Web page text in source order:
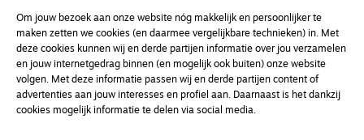
Kvk-nummer 33277063
NL46 INGB 0117 5827 86
info@onderwegonline.nl
Om jouw bezoek aan onze website nóg makkelijk en persoonlijker te
maken zetten we cookies (en daarmee vergelijkbare technieken) in. Met
deze cookies kunnen wij en derde partijen informatie over jou verzamelen
en jouw internetgedrag binnen (en mogelijk ook buiten) onze website
volgen. Met deze informatie passen wij en derde partijen content of
advertenties aan jouw interesses en profiel aan. Daarnaast is het dankzij
cookies mogelijk informatie te delen via social media.